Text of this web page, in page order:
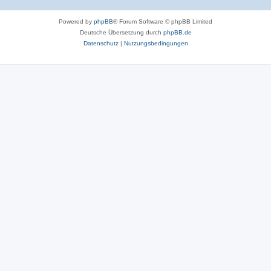
Powered by phpBB® Forum Software © phpBB Limited
Deutsche Übersetzung durch phpBB.de
Datenschutz| Nutzungsbedingungen